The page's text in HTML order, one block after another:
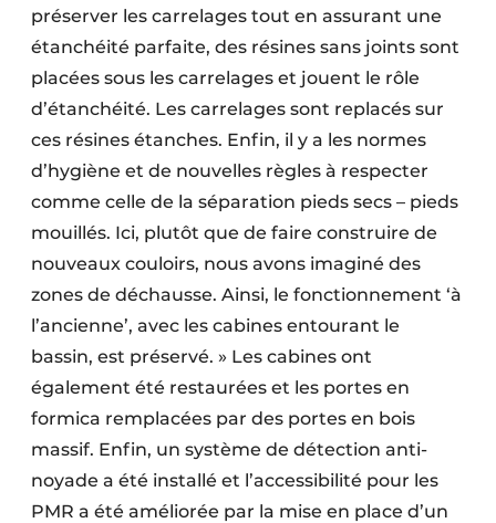
préserver les carrelages tout en assurant une
étanchéité parfaite, des résines sans joints sont
placées sous les carrelages et jouent le rôle
d’étanchéité. Les carrelages sont replacés sur
ces résines étanches. Enfin, il y a les normes
d’hygiène et de nouvelles règles à respecter
comme celle de la séparation pieds secs – pieds
mouillés. Ici, plutôt que de faire construire de
nouveaux couloirs, nous avons imaginé des
zones de déchausse. Ainsi, le fonctionnement ‘à
l’ancienne’, avec les cabines entourant le
bassin, est préservé. » Les cabines ont
également été restaurées et les portes en
formica remplacées par des portes en bois
massif. Enfin, un système de détection anti-
noyade a été installé et l’accessibilité pour les
PMR a été améliorée par la mise en place d’un